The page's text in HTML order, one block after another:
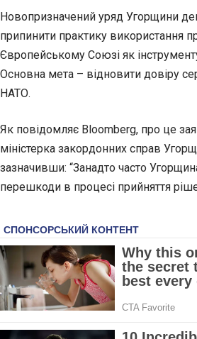
Новопризначений уряд Угорщини
припинити практику використання
Європейському Союзі як
Основна мета – відновити довіру
НАТО.
Як повідомляє Bloomberg, про це
міністерка закордонних справ
зазначивши: “Занадто часто
перешкоди в процесі прийняття